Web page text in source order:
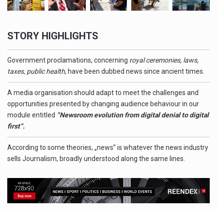
STORY HIGHLIGHTS
Government proclamations, concerning royal ceremonies, laws,
taxes, public health, have been dubbed news since ancient times.
A media organisation should adapt to meet the challenges and
opportunities presented by changing audience behaviour in our
module entitled “Newsroom evolution from digital denial to digital
first”.
According to some theories, „news” is whatever the news industry
sells Journalism, broadly understood along the same lines.